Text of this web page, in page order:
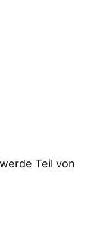
Teil von